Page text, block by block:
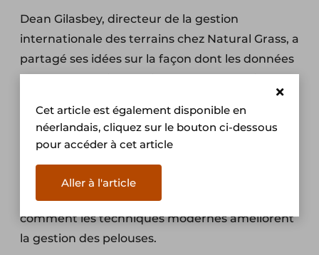
Cet article est également disponible en
néerlandais, cliquez sur le bouton ci-dessous
pour accéder à cet article
Aller à l'article
Dean Gilasbey, directeur de la gestion
internationale des terrains chez Natural Grass, a
partagé ses idées sur la façon dont les données
et la technologie contribuent à une gestion plus
efficace des terrains. Il a souligné les avantages
de la technologie AirFibr, une solution de gazon
hybride qui combine des fibres naturelles et
En mettant l'accent sur la conservation de l'eau
et les pratiques intelligentes, Dean a montré
comment les techniques modernes améliorent
la gestion des pelouses.